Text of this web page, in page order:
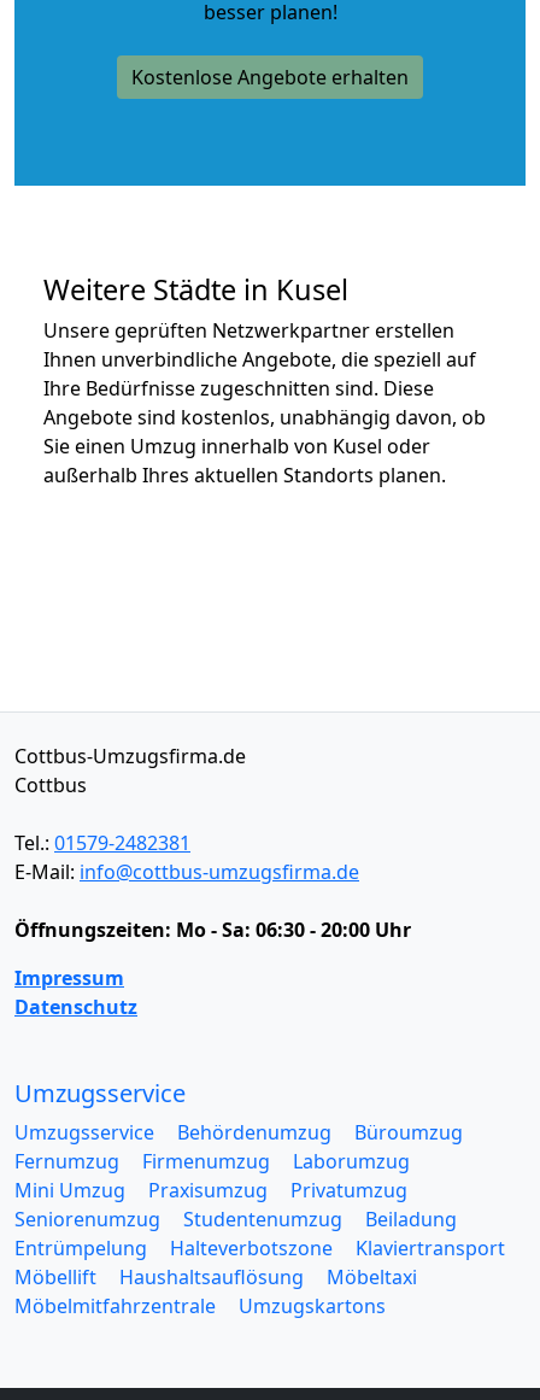
besser planen!
Kostenlose Angebote erhalten
Weitere Städte in Kusel
Unsere geprüften Netzwerkpartner erstellen
Ihnen unverbindliche Angebote, die speziell auf
Ihre Bedürfnisse zugeschnitten sind. Diese
Angebote sind kostenlos, unabhängig davon, ob
Sie einen Umzug innerhalb von Kusel oder
außerhalb Ihres aktuellen Standorts planen.
Cottbus-Umzugsfirma.de
Cottbus
Tel.: 01579-2482381
E-Mail: info@cottbus-umzugsfirma.de
Öffnungszeiten: Mo - Sa: 06:30 - 20:00 Uhr
Impressum
Datenschutz
Umzugsservice
Umzugsservice Behördenumzug
Büroumzug
Fernumzug
Firmenumzug
Laborumzug
Mini Umzug
Praxisumzug
Privatumzug
Seniorenumzug
Studentenumzug
Beiladung
Entrümpelung
Halteverbotszone
Klaviertransport
Möbellift
Haushaltsauflösung
Möbeltaxi
Möbelmitfahrzentrale
Umzugskartons